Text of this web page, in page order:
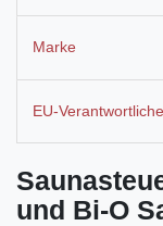
Marke
EU-
und Bi-O